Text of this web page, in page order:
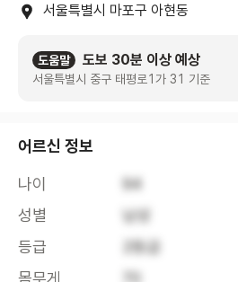
서울특별시 마포구 아현동
도움말 도보 30분 이상 예상
서울특별시 중구 태평로1가 31 기준
어르신 정보
나이
94
성별
남성
등급
2등급
몸무게